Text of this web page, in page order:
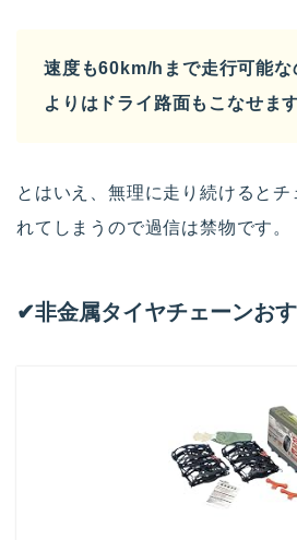
速度も60km/hまで走行可能な
よりはドライ路面もこなせます
とはいえ、無理に走り続けるとチ
れてしまうので過信は禁物です。
✔︎非金属タイヤチェーンお